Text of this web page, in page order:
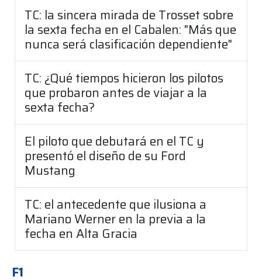
TC: la sincera mirada de Trosset sobre
la sexta fecha en el Cabalen: "Más que
nunca será clasificación dependiente"
TC: ¿Qué tiempos hicieron los pilotos
que probaron antes de viajar a la
sexta fecha?
El piloto que debutará en el TC y
presentó el diseño de su Ford
Mustang
TC: el antecedente que ilusiona a
Mariano Werner en la previa a la
fecha en Alta Gracia
F1